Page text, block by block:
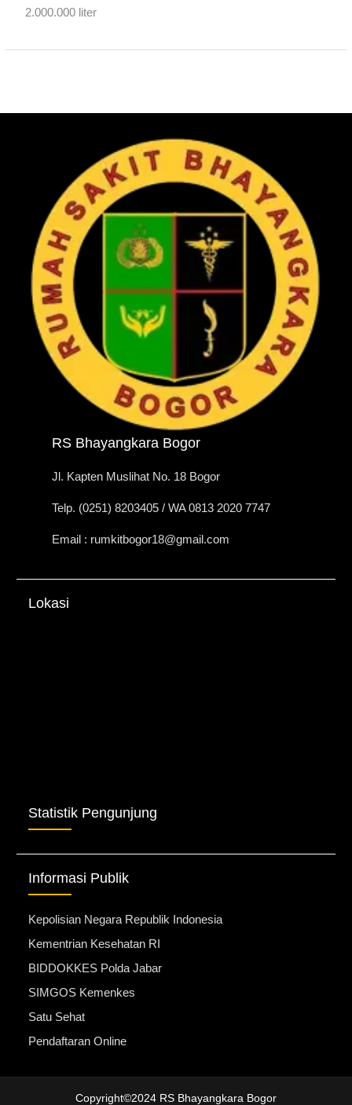
2.000.000 liter
RS Bhayangkara Bogor
Jl. Kapten Muslihat No. 18 Bogor
Telp. (0251) 8203405 / WA 0813 2020 7747
Email : rumkitbogor18@gmail.com
Lokasi
Statistik Pengunjung
Informasi Publik
Kepolisian Negara Republik Indonesia
Kementrian Kesehatan RI
BIDDOKKES Polda Jabar
SIMGOS Kemenkes
Satu Sehat
Pendaftaran Online
Copyright©2024 RS Bhayangkara Bogor